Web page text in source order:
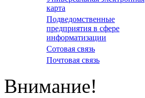
карта
Подведомственные
предприятия в сфере
информатизации
Сотовая связь
Почтовая связь
Внимание!